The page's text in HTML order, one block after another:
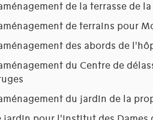
de la terrasse de
de terrains pour
des abords de
du Centre de
du jardin de la